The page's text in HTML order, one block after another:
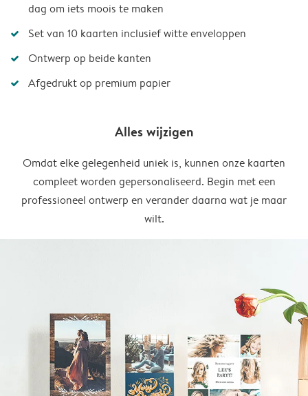
dag om iets moois te maken
Set van 10 kaarten inclusief witte enveloppen
Ontwerp op beide kanten
Afgedrukt op premium papier
Alles wijzigen
Omdat elke gelegenheid uniek is, kunnen onze kaarten
compleet worden gepersonaliseerd. Begin met een
professioneel ontwerp en verander daarna wat je maar
wilt.